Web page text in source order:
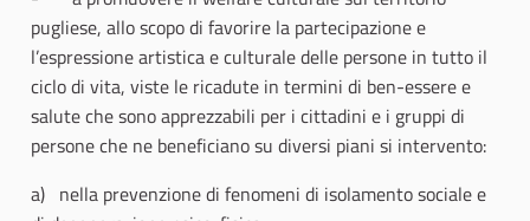
pugliese, allo scopo di favorire la partecipazione e
l’espressione artistica e culturale delle persone in tutto il
ciclo di vita, viste le ricadute in termini di ben-essere e
salute che sono apprezzabili per i cittadini e i gruppi di
persone che ne beneficiano su diversi piani si intervento:
a) nella prevenzione di fenomeni di isolamento sociale e